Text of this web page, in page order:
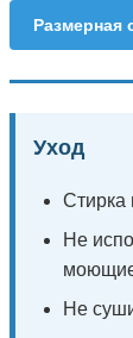
Размерная
Уход
Стирка
Не
Не